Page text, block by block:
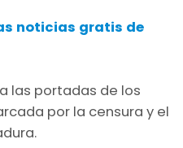
noticias gratis de
las portadas de los
por la censura y el